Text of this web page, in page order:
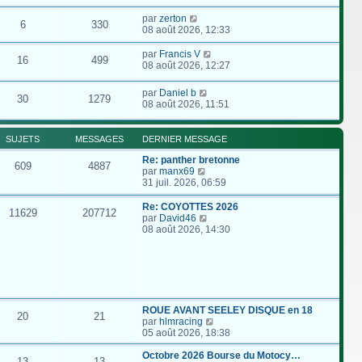
6 330 par zerton
08 août 2026, 12:33
16 499 par Francis V
08 août 2026, 12:27
30 1279 par Daniel b
08 août 2026, 11:51
SUJETS MESSAGES DERNIER MESSAGE
609 4887
Re: panther bretonne
par manx69
o
n
s
u
l
e
r
n
e
31 juil. 2026, 06:59
11629 207712
Re: COYOTTES 2026
par David46
o
e
r
l
e
d
e
08 août 2026, 14:30
20 21
ROUE AVANT SEELEY DISQUE en 18
par hlmracing
o
n
s
05 août 2026, 18:38
Octobre 2026 Bourse du Motocy…